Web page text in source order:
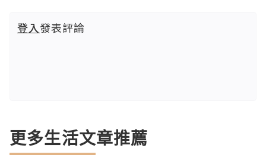
登入發表評論
更多生活文章推薦